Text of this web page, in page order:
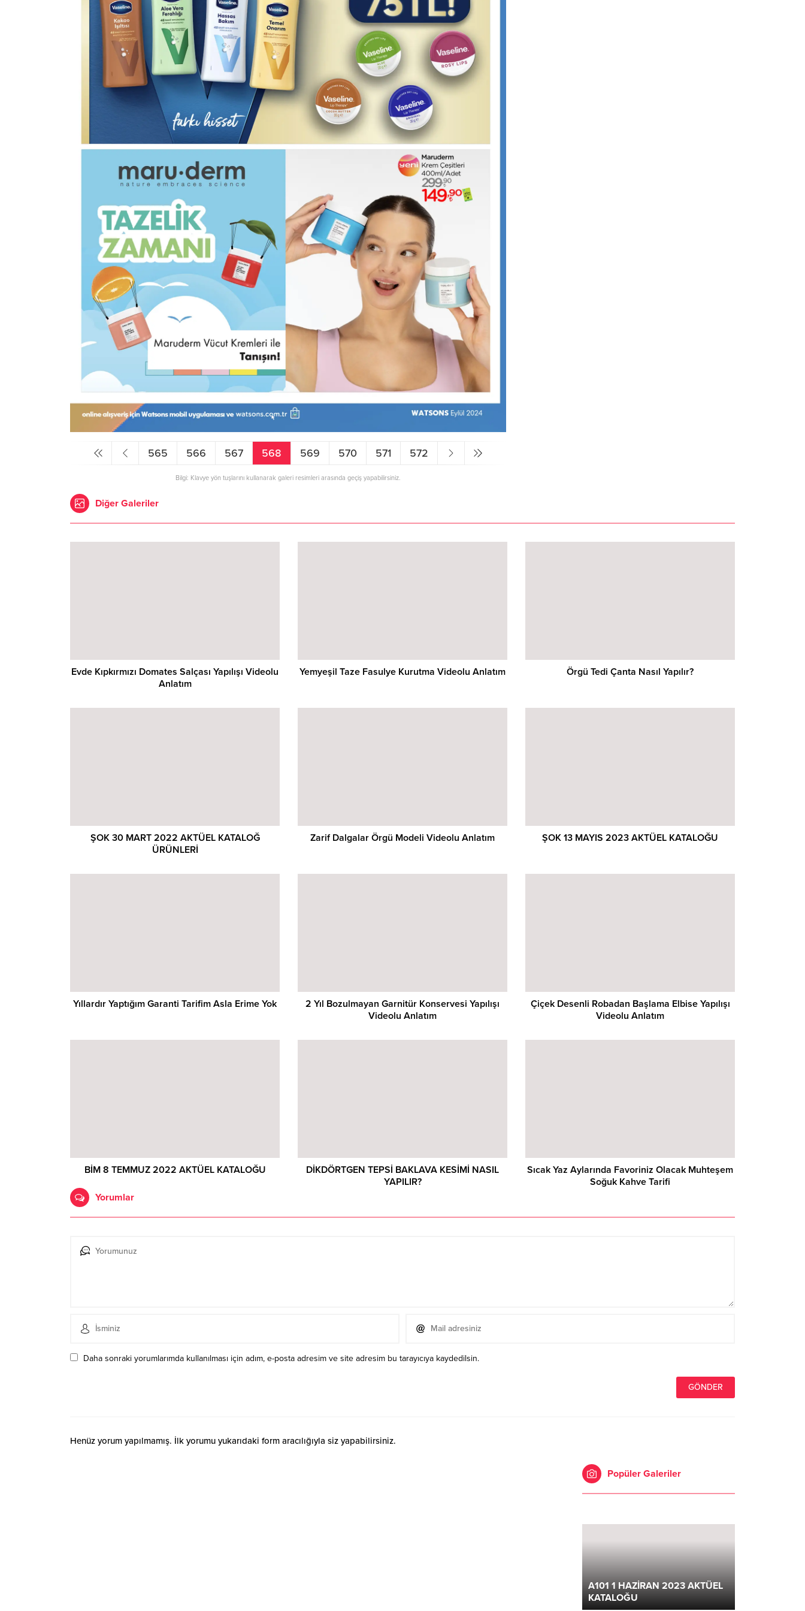
565 566 567 568 569 570 571 572
Bilgi: Klavye yön tuşlarını kullanarak galeri resimleri arasında geçiş yapabilirsiniz.
Diğer Galeriler
Evde Kıpkırmızı Domates Salçası Yapılışı Videolu
Anlatım
Yemyeşil Taze Fasulye Kurutma Videolu Anlatım Örgü Tedi Çanta Nasıl Yapılır?
ŞOK 30 MART 2022 AKTÜEL KATALOĞ
ÜRÜNLERİ
Zarif Dalgalar Örgü Modeli Videolu Anlatım ŞOK 13 MAYIS 2023 AKTÜEL KATALOĞU
Yıllardır Yaptığım Garanti Tarifim Asla Erime Yok
2 Yıl Bozulmayan Garnitür Konservesi Yapılışı
Videolu Anlatım
Çiçek Desenli Robadan Başlama Elbise Yapılışı
Videolu Anlatım
BİM 8 TEMMUZ 2022 AKTÜEL KATALOĞU
DİKDÖRTGEN TEPSİ BAKLAVA KESİMİ NASIL
YAPILIR?
Sıcak Yaz Aylarında Favoriniz Olacak Muhteşem
Soğuk Kahve Tarifi
Yorumlar
Daha sonraki yorumlarımda kullanılması için adım, e-posta adresim ve site adresim bu tarayıcıya kaydedilsin.
Henüz yorum yapılmamış. İlk yorumu yukarıdaki form aracılığıyla siz yapabilirsiniz.
Popüler Galeriler
A101 1 HAZİRAN 2023 AKTÜEL
KATALOĞU